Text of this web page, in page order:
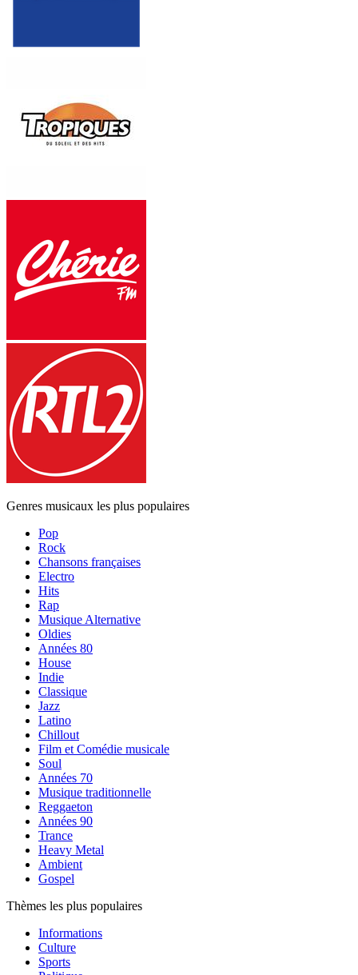
Genres musicaux les plus populaires
Pop
Rock
Chansons françaises
Electro
Hits
Rap
Musique Alternative
Oldies
Années 80
House
Indie
Classique
Jazz
Latino
Chillout
Film et Comédie musicale
Soul
Années 70
Musique traditionnelle
Reggaeton
Années 90
Trance
Heavy Metal
Ambient
Gospel
Thèmes les plus populaires
Informations
Culture
Sports